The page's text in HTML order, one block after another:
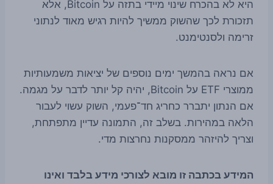
היא לא בהכרח שינוי מיידי בתזה על Bitcoin, אלא
תזכורת לכך שהשוק ממשיך להיות רגיש מאוד לנתוני
זרימה ולסנטימנט.
אם נראה בהמשך ימים נוספים של יציאות משמעותיות
ממוצרי ETF על Bitcoin, יהיה קל יותר לדבר על מגמה.
אם הנתון יתברר כחריג חד־פעמי, השוק עשוי לעבור
הלאה במהירות. בשלב זה, התמונה עדיין מתפתחת,
וצריך להיזהר ממסקנות נחרצות מדי.
המידע בכתבה זו מובא לצורכי מידע בלבד ואינו